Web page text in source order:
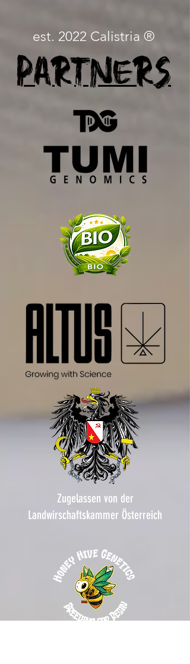
est. 2022 Calistria ®
Partners
Zugelassen von der
Landwirschaftskammer Österreich